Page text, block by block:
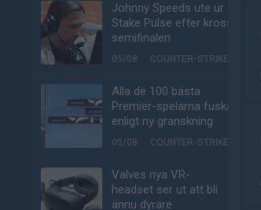
Johnny Speeds ute ur
Stake Pulse efter kross i
semifinalen
05/08 COUNTER-STRIKE
Alla de 100 bästa
Premier-spelarna fuskar
enligt ny granskning
05/08 COUNTER-STRIKE
Valves nya VR-
headset ser ut att bli
ännu dyrare